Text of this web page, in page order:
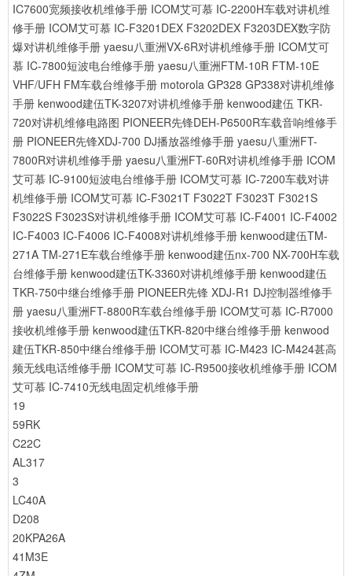
IC7600宽频接收机维修手册 ICOM艾可慕 IC-2200H车载对讲机维
修手册 ICOM艾可慕 IC-F3201DEX F3202DEX F3203DEX数字防
爆对讲机维修手册 yaesu八重洲VX-6R对讲机维修手册 ICOM艾可
慕 IC-7800短波电台维修手册 yaesu八重洲FTM-10R FTM-10E
VHF/UFH FM车载台维修手册 motorola GP328 GP338对讲机维修
手册 kenwood建伍TK-3207对讲机维修手册 kenwood建伍 TKR-
720对讲机维修电路图 PIONEER先锋DEH-P6500R车载音响维修手
册 PIONEER先锋XDJ-700 DJ播放器维修手册 yaesu八重洲FT-
7800R对讲机维修手册 yaesu八重洲FT-60R对讲机维修手册 ICOM
艾可慕 IC-9100短波电台维修手册 ICOM艾可慕 IC-7200车载对讲
机维修手册 ICOM艾可慕 IC-F3021T F3022T F3023T F3021S
F3022S F3023S对讲机维修手册 ICOM艾可慕 IC-F4001 IC-F4002
IC-F4003 IC-F4006 IC-F4008对讲机维修手册 kenwood建伍TM-
271A TM-271E车载台维修手册 kenwood建伍nx-700 NX-700H车载
台维修手册 kenwood建伍TK-3360对讲机维修手册 kenwood建伍
TKR-750中继台维修手册 PIONEER先锋 XDJ-R1 DJ控制器维修手
册 yaesu八重洲FT-8800R车载台维修手册 ICOM艾可慕 IC-R7000
接收机维修手册 kenwood建伍TKR-820中继台维修手册 kenwood
建伍TKR-850中继台维修手册 ICOM艾可慕 IC-M423 IC-M424甚高
频无线电话维修手册 ICOM艾可慕 IC-R9500接收机维修手册 ICOM
艾可慕 IC-7410无线电固定机维修手册
19
59RK
C22C
AL317
3
LC40A
D208
20KPA26A
41M3E